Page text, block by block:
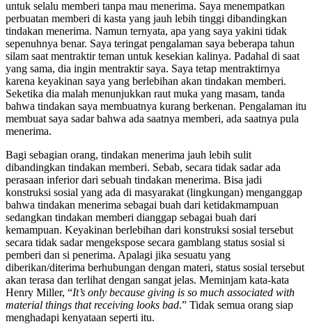
untuk selalu memberi tanpa mau menerima. Saya menempatkan
perbuatan memberi di kasta yang jauh lebih tinggi dibandingkan
tindakan menerima. Namun ternyata, apa yang saya yakini tidak
sepenuhnya benar. Saya teringat pengalaman saya beberapa tahun
silam saat mentraktir teman untuk kesekian kalinya. Padahal di saat
yang sama, dia ingin mentraktir saya. Saya tetap mentraktirnya
karena keyakinan saya yang berlebihan akan tindakan memberi.
Seketika dia malah menunjukkan raut muka yang masam, tanda
bahwa tindakan saya membuatnya kurang berkenan. Pengalaman itu
membuat saya sadar bahwa ada saatnya memberi, ada saatnya pula
menerima.
Bagi sebagian orang, tindakan menerima jauh lebih sulit
dibandingkan tindakan memberi. Sebab, secara tidak sadar ada
perasaan inferior dari sebuah tindakan menerima. Bisa jadi
konstruksi sosial yang ada di masyarakat (lingkungan) menganggap
bahwa tindakan menerima sebagai buah dari ketidakmampuan
sedangkan tindakan memberi dianggap sebagai buah dari
kemampuan. Keyakinan berlebihan dari konstruksi sosial tersebut
secara tidak sadar mengekspose secara gamblang status sosial si
pemberi dan si penerima. Apalagi jika sesuatu yang
diberikan/diterima berhubungan dengan materi, status sosial tersebut
akan terasa dan terlihat dengan sangat jelas. Meminjam kata-kata
Henry Miller, “It’s only because giving is so much associated with
material things that receiving looks bad.” Tidak semua orang siap
menghadapi kenyataan seperti itu.